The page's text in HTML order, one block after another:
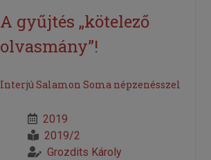
A gyűjtés „kötelező
olvasmány”!
Interjú Salamon Soma népzenésszel
2019
2019/2
Grozdits Károly